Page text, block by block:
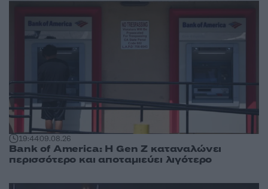
19:4409.08.26
Bank of America: Η Gen Z καταναλώνει
περισσότερο και αποταμιεύει λιγότερο